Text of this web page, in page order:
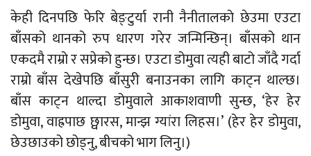
केही दिनपछि फेरि बेङ्टुर्या रानी नैनीतालको छेउमा एउटा
बाँसको थानको रुप धारण गरेर जन्मिन्छिन्। बाँसको थान
एकदमै राम्रो र सप्रेको हुन्छ। एउटा डोमुवा त्यही बाटो जाँदै गर्दा
राम्रो बाँस देखेपछि बाँसुरी बनाउनका लागि काट्न थाल्छ।
बाँस काट्न थाल्दा डोमुवाले आकाशवाणी सुन्छ, ‘हेर हेर
डोमुवा, वाह्रपाछ छ्वारस, मान्झ ग्यांरा लिहस।’ (हेर हेर डोमुवा,
छेउछाउको छोड्नु, बीचको भाग लिनु।)